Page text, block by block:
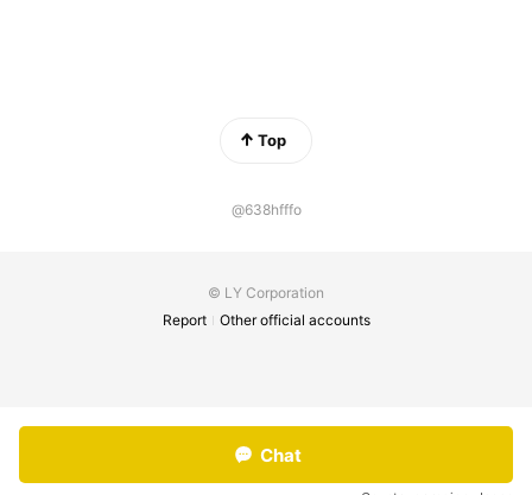
Top
@638hfffo
© LY Corporation
Report
Other official accounts
Chat